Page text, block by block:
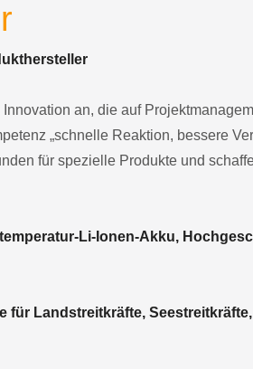
an, die auf
„schnelle Reaktion, bessere
für spezielle Produkte und
Li-Ionen-Akku,
für Landstreitkräfte,